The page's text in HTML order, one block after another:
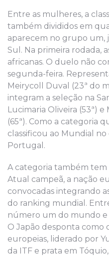
Entre as mulheres, a
também divididos em
aparecem no grupo um,
Sul. Na primeira rodada,
africanas. O duelo não
segunda-feira.
Meirycoll Duval (23ª do
integram a seleção na
Lucimaria Oliveira (53ª)
(65ª). Como a categoria
classificou ao Mundial no
Portugal.
A categoria também tem
Atual campeã, a nação
convocadas integrando
do ranking mundial.
número um do mundo e
O Japão desponta como
europeias, liderado por
da ITF e prata em